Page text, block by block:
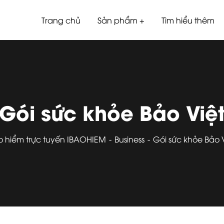
Trang chủ Sản phẩm Tìm hiểu thêm
sức khỏe Bảo
hiểm trực tuyến IBAOHIEM Business Gói sức khỏe Bảo